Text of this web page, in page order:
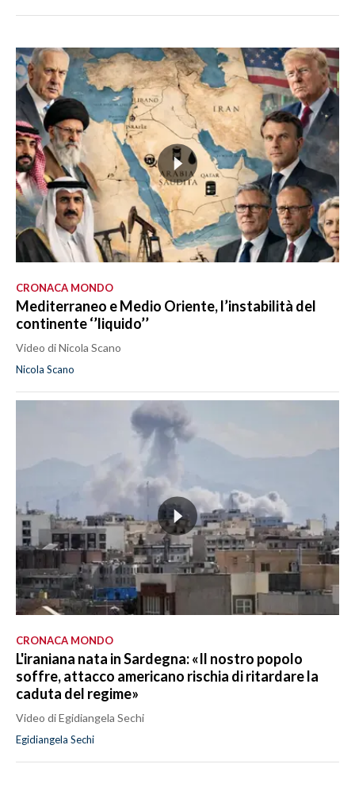
CRONACA MONDO
Mediterraneo e Medio Oriente, l’instabilità del
continente ‘’liquido’’
Video di Nicola Scano
Nicola Scano
CRONACA MONDO
L'iraniana nata in Sardegna: «Il nostro popolo
soffre, attacco americano rischia di ritardare la
caduta del regime»
Video di Egidiangela Sechi
Egidiangela Sechi